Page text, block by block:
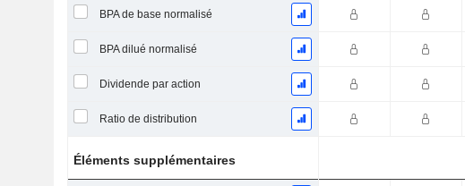
BPA de base normalisé
BPA dilué normalisé
Dividende par action
Ratio de distribution
Éléments supplémentaires